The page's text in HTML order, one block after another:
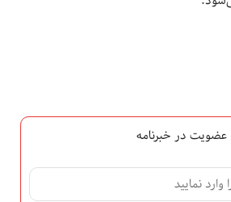
عضویت در خبرنامه